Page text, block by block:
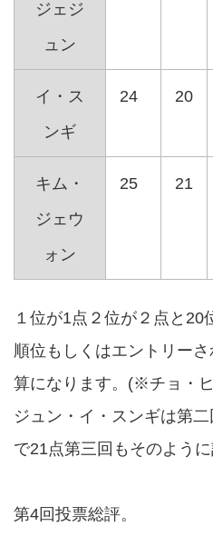
ジェジ
ュン
イ・ス
ンギ
24 20
キム・
ジェウ
ォン
25 21
１位が1点２位が２点と20
順位もしくはエントリー
算になります。(※チョ・
ジュン・イ・スンギは第
で21点第三回もそのよう
第4回投票総評。